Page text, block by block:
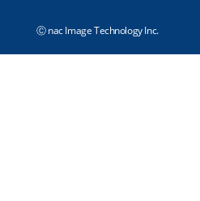
Ⓒ nac Image Technology Inc.